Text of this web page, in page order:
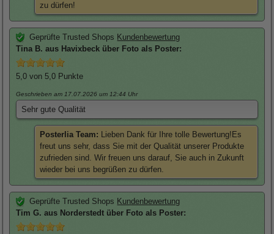
zu dürfen!
Geprüfte Trusted Shops Kundenbewertung
Tina B. aus Havixbeck über Foto als Poster:
5,0 von 5,0 Punkte
Geschrieben am 17.07.2026 um 12:44 Uhr
Sehr gute Qualität
Posterlia Team: Lieben Dank für Ihre tolle Bewertung!Es
freut uns sehr, dass Sie mit der Qualität unserer Produkte
zufrieden sind. Wir freuen uns darauf, Sie auch in Zukunft
wieder bei uns begrüßen zu dürfen.
Geprüfte Trusted Shops Kundenbewertung
Tim G. aus Norderstedt über Foto als Poster: